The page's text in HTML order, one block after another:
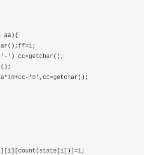
aa){
1;
' - ' ) cc=getchar();
10+cc- '0' ,cc=getchar();
][i][count(state[i])]=1;